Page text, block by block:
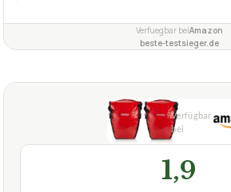
Verfuegbar beiAmazon
beste-testsieger.de
1,9